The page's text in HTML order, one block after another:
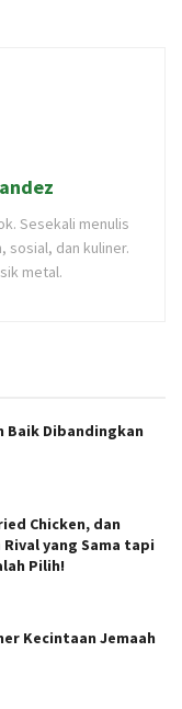
Sesekali menulis
sosial, dan kuliner.
metal.
Baik Dibandingkan
Chicken, dan
yang Sama tapi
Pilih!
Kecintaan Jemaah